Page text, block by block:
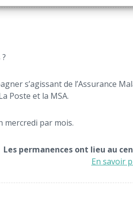
s’agissant de l’Assurance
Poste et la MSA.
mercredi par mois.
Les permanences ont lieu au
En savoir